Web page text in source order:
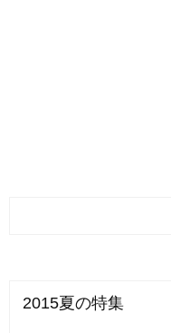
2015夏の特集